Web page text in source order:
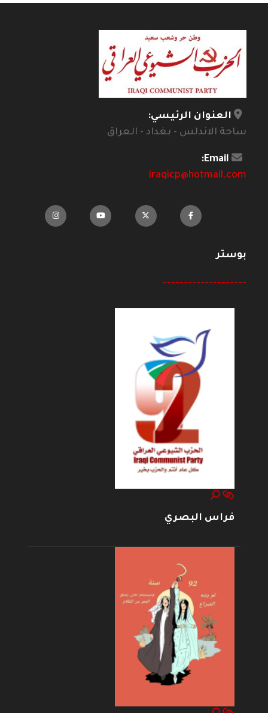
العنوان الرئيسي:
ساحة الاندلس - بغداد - العراق
Email:
iraqicp@hotmail.com
بوستر
--------------------
فراس البصري